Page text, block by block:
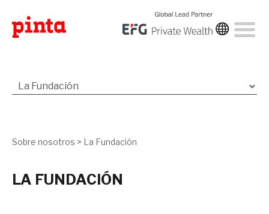
Sobre nosotros > La Fundación
LA FUNDACIÓN